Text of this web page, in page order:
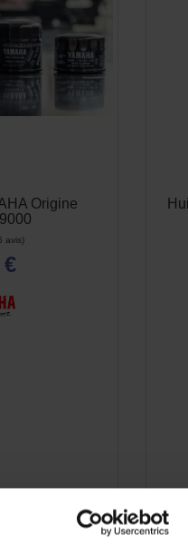
Origine
€
-5%